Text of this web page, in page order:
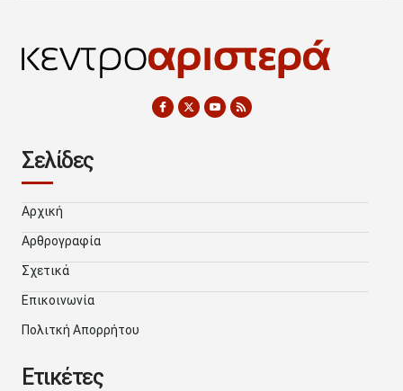
Σελίδες
Αρχική
Αρθρογραφία
Σχετικά
Επικοινωνία
Πολιτκή Απορρήτου
Ετικέτες